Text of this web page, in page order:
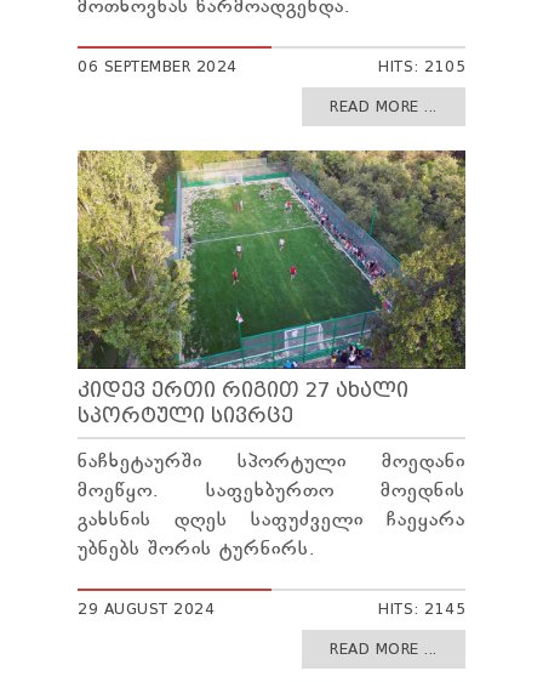
მოთხოვნას წარმოადგენდა.
06 SEPTEMBER 2024 HITS: 2105
READ MORE ...
ᲙᲘᲓᲔᲕ ᲔᲠᲗᲘ ᲠᲘᲒᲘᲗ 27 ᲐᲮᲐᲚᲘ
ᲡᲞᲝᲠᲢᲣᲚᲘ ᲡᲘᲕᲠᲪᲔ
ნაჩხეტაურში სპორტული მოედანი
მოეწყო. საფეხბურთო მოედნის
გახსნის დღეს საფუძველი ჩაეყარა
უბნებს შორის ტურნირს.
29 AUGUST 2024 HITS: 2145
READ MORE ...